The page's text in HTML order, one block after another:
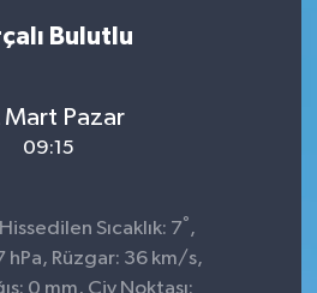
Bulutlu
Mart Pazar
09:15
Sıcaklık: 7° ,
hPa, Rüzgar: 36 km/s,